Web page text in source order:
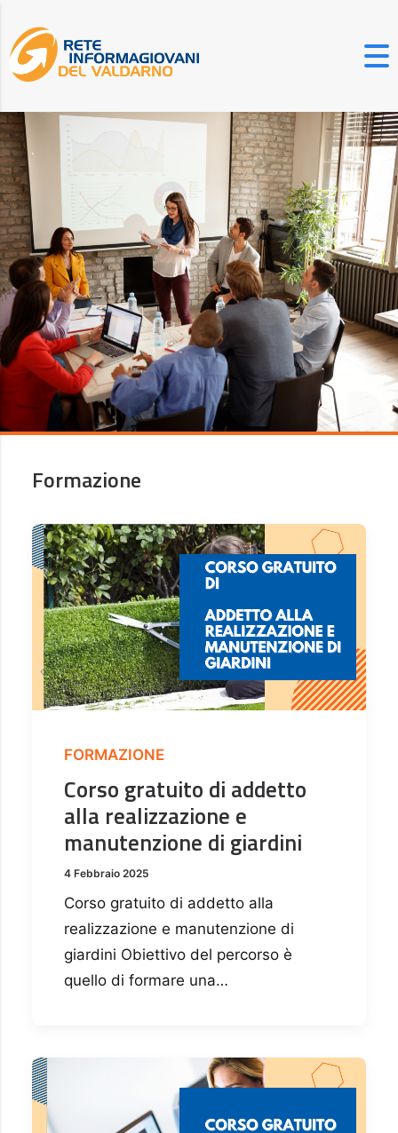
Formazione
FORMAZIONE
Corso gratuito di addetto
alla realizzazione e
manutenzione di giardini
4 Febbraio 2025
Corso gratuito di addetto alla
realizzazione e manutenzione di
giardini Obiettivo del percorso è
quello di formare una…